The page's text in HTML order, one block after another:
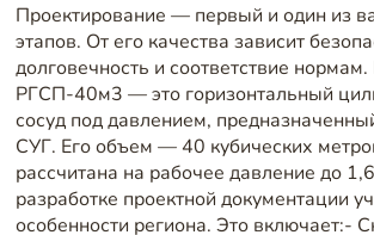
Проектирование — первый и один из
этапов. От его качества зависит
долговечность и соответствие
РГСП-40м3 — это горизонтальный
сосуд под давлением,
СУГ. Его объем — 40 кубических
рассчитана на рабочее давление до
разработке проектной документации
особенности региона. Это включает:-